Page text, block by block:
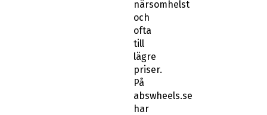
närsomhelst
och
ofta
till
lägre
priser.
På
abswheels.se
har